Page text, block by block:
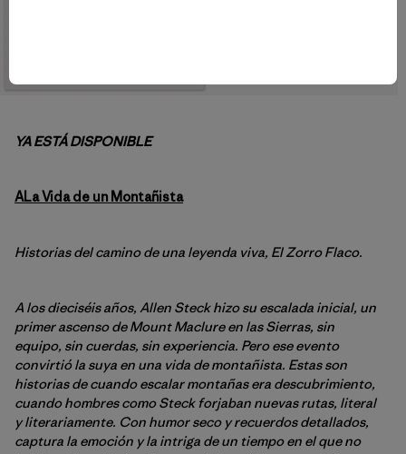
YA ESTÁ DISPONIBLE
ALa Vida de un Montañista
Historias del camino de una leyenda viva, El Zorro Flaco.
A los dieciséis años, Allen Steck hizo su escalada inicial, un
primer ascenso de Mount Maclure en las Sierras, sin
equipo, sin cuerdas, sin experiencia. Pero ese evento
convirtió la suya en una vida de montañista. Estas son
historias de cuando escalar montañas era descubrimiento,
cuando hombres como Steck forjaban nuevas rutas, literal
y literariamente. Con humor seco y recuerdos detallados,
captura la emoción y la intriga de un tiempo en el que no